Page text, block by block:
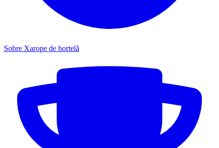
Sobre Xarope de hortelã